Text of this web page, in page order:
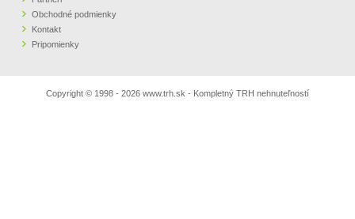
Obchodné podmienky
Kontakt
Pripomienky
Copyright © 1998 - 2026 www.trh.sk - Kompletný TRH nehnuteľností